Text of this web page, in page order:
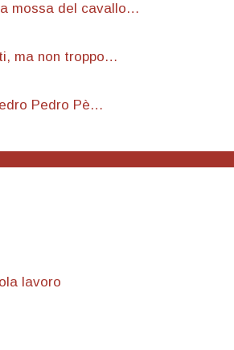
mossa del cavallo…
ma non troppo…
Pedro Pè…
lavoro